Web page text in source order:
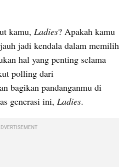
kamu, Ladies? Apakah kamu
jadi kendala dalam memilih
hal yang penting selama
bagikan pandanganmu di
generasi ini, Ladies.